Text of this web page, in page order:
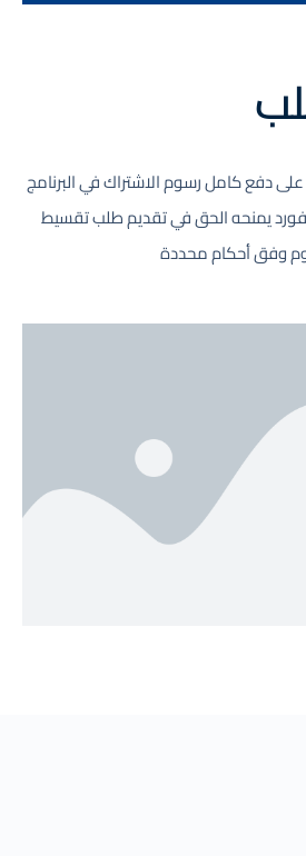
دفع كامل رسوم الاشتراك في البرنامج
يمنحه الحق في تقديم طلب تقسيط
وفق أحكام محددة